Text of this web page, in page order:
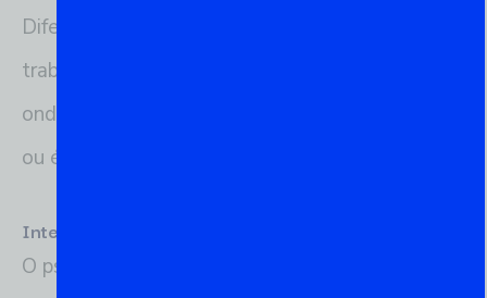
Diferente de interfaces gráficas, o psql facilita o
trabalho em ambientes de servidor ou situações
onde uma interface gráfica não está disponível
ou é impraticável.
Interação com o Banco de Dados
O psql permite aos usuários se conectarem a um